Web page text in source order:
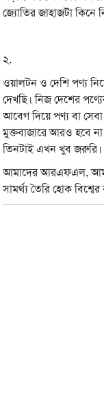
জ্যোতির জাহাজটা কিনে
২.
ওয়ালটন ও দেশি পণ্য
দেখছি। নিজ দেশের
আবেগ দিয়ে পণ্য বা
মুক্তবাজারে আরও হবে
তিনটাই এখন খুব জরুরি।
আমাদের আরএফএল,
সামর্থ্য তৈরি হোক বিশ্বের